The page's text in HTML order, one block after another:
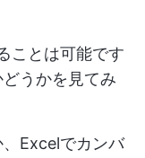
ことは可能です
うかを見てみ
Excelでカンバ